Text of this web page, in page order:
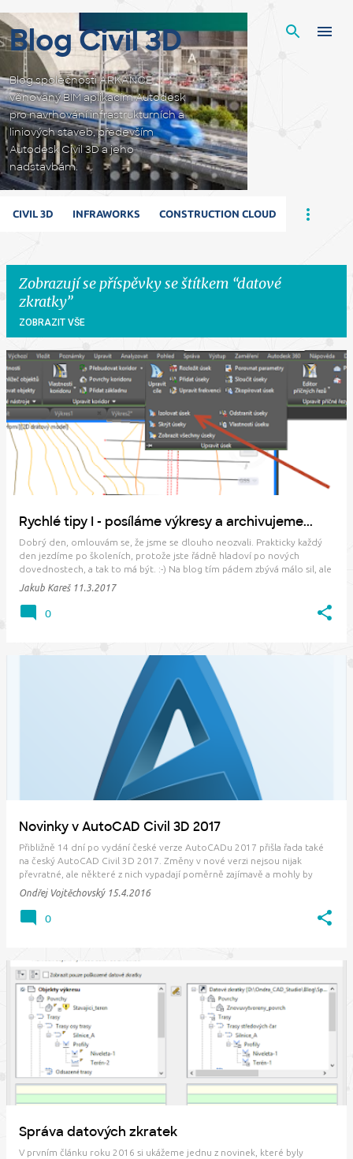
Blog Civil 3D
Blog společnosti ARKANCE
věnovaný BIM aplikacím Autodesk
pro navrhování infrastrukturních a
liniových staveb, především
Autodesk Civil 3D a jeho
nadstavbám.
CIVIL 3D INFRAWORKS CONSTRUCTION CLOUD
Zobrazují se příspěvky se štítkem datové
zkratky
ZOBRAZIT VŠE
P
Rychlé tipy I - posíláme výkresy a archivujeme...
Dobrý den, omlouvám se, že jsme se dlouho neozvali. Prakticky každý
den jezdíme po školeních, protože jste řádně hladoví po nových
dovednostech, a tak to má být. :-) Na blog tím pádem zbývá málo sil, ale
něco přece. V dnešním článku shrneme drobné tipy, které nedávno
Jakub Kareš 11.3.2017
0
Novinky v AutoCAD Civil 3D 2017
Přibližně 14 dní po vydání české verze AutoCADu 2017 přišla řada také
na český AutoCAD Civil 3D 2017. Změny v nové verzi nejsou nijak
převratné, ale některé z nich vypadají poměrně zajímavě a mohly by
zjednodušit běžně používané úkony. Co si na nás tedy vývojáři
Autodesku mimo nové ikony připravili…
Ondřej Vojtěchovský 15.4.2016
0
Správa datových zkratek
V prvním článku roku 2016 si ukážeme jednu z novinek, které byly